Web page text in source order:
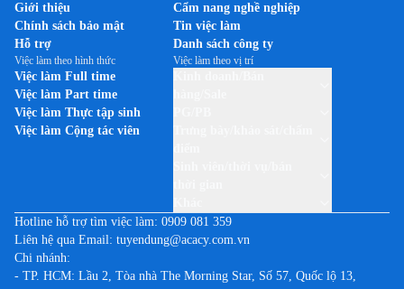
Giới thiệu
Chính sách bảo mật
Hỗ trợ
Cẩm nang nghề nghiệp
Tin việc làm
Danh sách công ty
Việc làm theo hình thức
Việc làm Full time
Việc làm Part time
Việc làm Thực tập sinh
Việc làm Cộng tác viên
Việc làm theo vị trí
Hotline hỗ trợ tìm việc làm: 0909 081 359
Liên hệ qua Email: tuyendung@acacy.com.vn
Chi nhánh:
- TP. HCM: Lầu 2, Tòa nhà The Morning Star, Số 57, Quốc lộ 13,